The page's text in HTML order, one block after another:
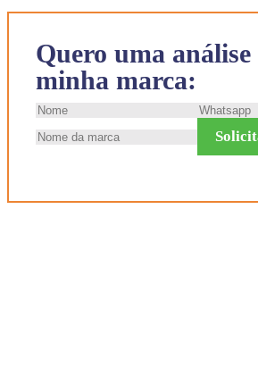
Quero uma análise
minha marca: